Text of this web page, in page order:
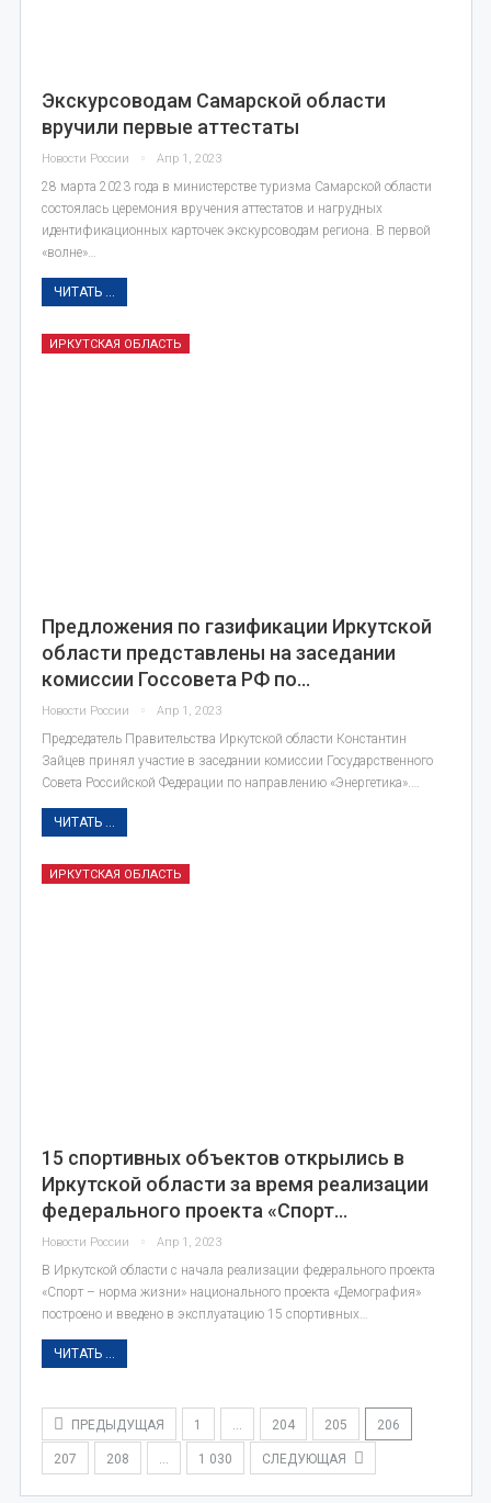
Экскурсоводам Самарской области
вручили первые аттестаты
Новости России Апр 1, 2023
28 марта 2023 года в министерстве туризма Самарской области
состоялась церемония вручения аттестатов и нагрудных
идентификационных карточек экскурсоводам региона. В первой
«волне»…
ЧИТАТЬ ...
ИРКУТСКАЯ ОБЛАСТЬ
Предложения по газификации Иркутской
области представлены на заседании
комиссии Госсовета РФ по…
Новости России Апр 1, 2023
Председатель Правительства Иркутской области Константин
Зайцев принял участие в заседании комиссии Государственного
Совета Российской Федерации по направлению «Энергетика».…
ЧИТАТЬ ...
ИРКУТСКАЯ ОБЛАСТЬ
15 спортивных объектов открылись в
Иркутской области за время реализации
федерального проекта «Спорт…
Новости России Апр 1, 2023
В Иркутской области с начала реализации федерального проекта
«Спорт – норма жизни» национального проекта «Демография»
построено и введено в эксплуатацию 15 спортивных…
ЧИТАТЬ ...
ПРЕДЫДУЩАЯ 1 … 204 205 206
207 208 … 1 030 СЛЕДУЮЩАЯ